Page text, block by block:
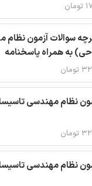
سوالات آزمون
به همراه پاسخنامه
نظام مهندسی
نظام مهندسی